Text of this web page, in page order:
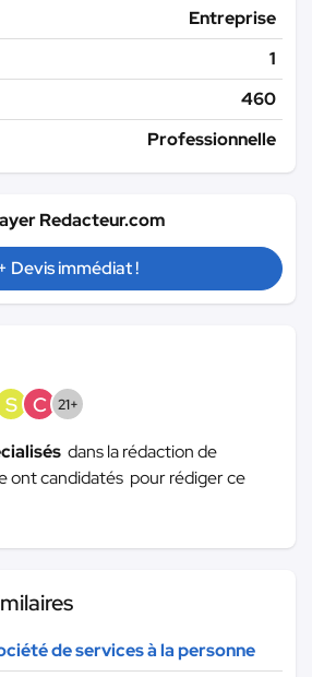
Entreprise
1
460
Professionnelle
Redacteur.com
Devis immédiat !
S C 21+
dans la rédaction de
ont candidatés pour rédiger ce
de services à la personne